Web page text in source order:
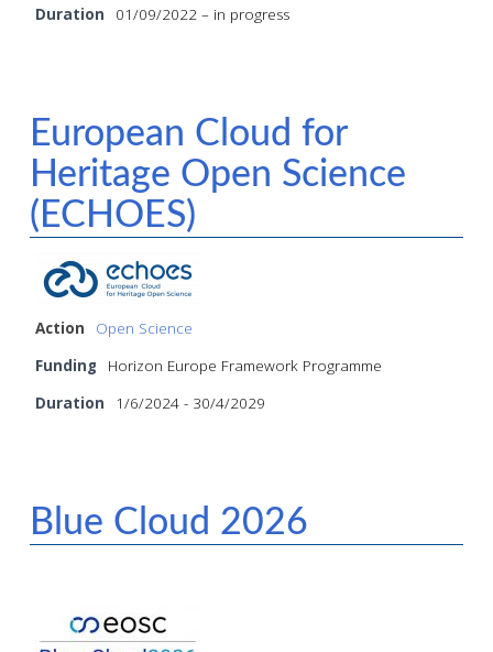
Duration
01/09/2022 – in progress
European Cloud for
Heritage Open Science
(ECHOES)
Action
Open Science
Funding
Horizon Europe Framework Programme
Duration
1/6/2024 - 30/4/2029
Blue Cloud 2026